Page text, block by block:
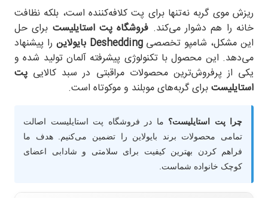
ریزش موی گربه نه‌تنها برای پت کلافه‌کننده است، بلکه نظافت
خانه را هم دشوار می‌کند. فروشگاه پت استایلیست برای حل
این مشکل، شامپو تخصصیDeshedding بایولاین
را پیشنهاد
می‌دهد. این محصول با تکنولوژی پیشرفته آلمان تولید شده و
یکی از پرفروش‌ترین محصولات مراقبتی در سبد کالایی پت
استایلیستبرای گربه‌های موبلند و موکوتاه است.
چرا پت استایلیست؟ ما در فروشگاه پت استایلیست اصالت
تمامی محصولات برند بایولاین را تضمین می‌کنیم. هدف ما
فراهم کردن بهترین کیفیت برای سلامتی و شادابی اعضای
کوچک خانواده شماست.